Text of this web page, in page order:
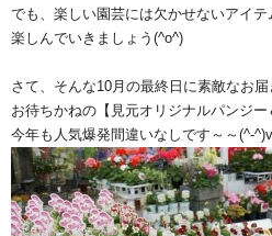
でも、楽しい園芸には欠かせないアイテ
楽しんでいきましょう(^o^)
さて、そんな10月の最終日に素敵なお届
お待ちかねの【見元オリジナルパンジー
今年も人気爆発間違いなしです～～(^-^)v